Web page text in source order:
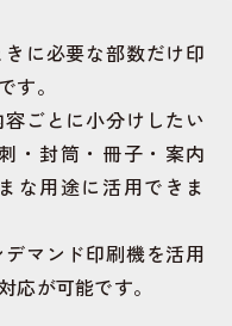
に必要な部数だけ印
す。
ごとに小分けしたい
・封筒・冊子・案内
な用途に活用できま
マンド印刷機を活用
応が可能です。